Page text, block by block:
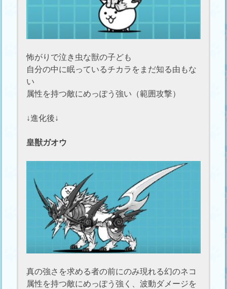
怖がりで泣き虫な獣の子ども
自分の中に眠っているチカラをまだ知る由もな
い
属性を持つ敵にめっぽう強い（範囲攻撃）
↓進化後↓
皇獣ガオウ
真の強さを求める者の前にのみ現れる幻のネコ
属性を持つ敵にめっぽう強く、波動ダメージを